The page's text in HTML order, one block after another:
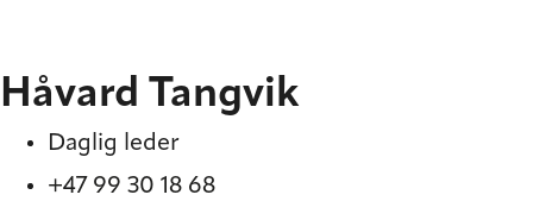
Håvard Tangvik
Daglig leder
+47 99 30 18 68